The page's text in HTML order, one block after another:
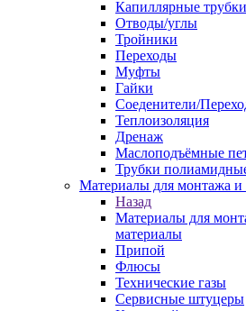
Капиллярные трубки
Отводы/углы
Тройники
Переходы
Муфты
Гайки
Соеденители/
Теплоизоляция
Дренаж
Маслоподъёмные
Трубки
Материалы для монтажа и
Назад
Материалы для
материалы
Припой
Флюсы
Технические газы
Сервисные штуцеры